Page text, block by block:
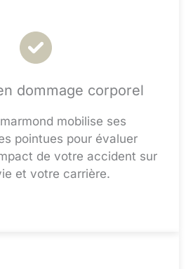
dommage corporel
mobilise ses
pointues pour évaluer
de votre accident sur
et votre carrière.